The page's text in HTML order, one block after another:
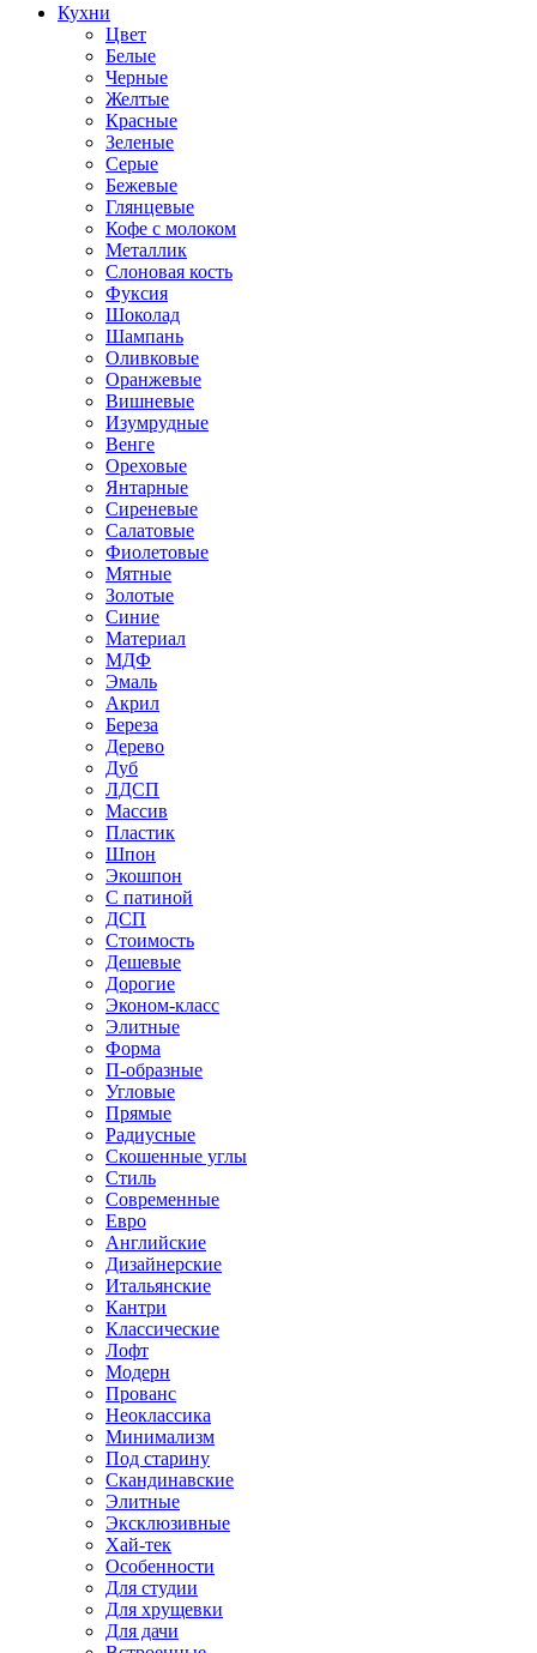
Кухни
Цвет
Белые
Черные
Желтые
Красные
Зеленые
Серые
Бежевые
Глянцевые
Кофе с молоком
Металлик
Слоновая кость
Фуксия
Шоколад
Шампань
Оливковые
Оранжевые
Вишневые
Изумрудные
Венге
Ореховые
Янтарные
Сиреневые
Салатовые
Фиолетовые
Мятные
Золотые
Синие
Материал
МДФ
Эмаль
Акрил
Береза
Дерево
Дуб
ЛДСП
Массив
Пластик
Шпон
Экошпон
С патиной
ДСП
Стоимость
Дешевые
Дорогие
Эконом-класс
Элитные
Форма
П-образные
Угловые
Прямые
Радиусные
Скошенные углы
Стиль
Современные
Евро
Английские
Дизайнерские
Итальянские
Кантри
Классические
Лофт
Модерн
Прованс
Неоклассика
Минимализм
Под старину
Скандинавские
Элитные
Эксклюзивные
Хай-тек
Особенности
Для студии
Для хрущевки
Для дачи